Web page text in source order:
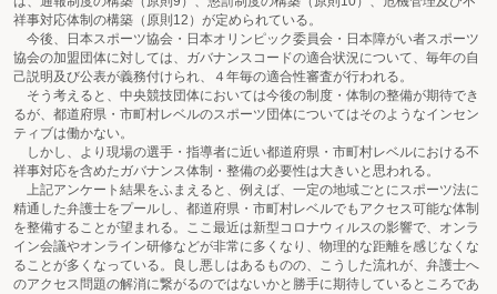
祥事対応体制の構築（原則12）が定められている。
今後、日本スポーツ協会・日本オリンピック委員会・日本障がい者スポーツ
協会の加盟団体に対しては、ガバナンスコードの適合状況について、毎年の自
己説明及び公表が義務付けられ、４年毎の適合性審査が行われる。
そう考えると、中央競技団体においては今後の制度・体制の整備が期待でき
るが、都道府県・市町村レベルのスポーツ団体についてはそのようなインセン
ティブは働かない。
しかし、より現場の選手・指導者に近い都道府県・市町村レベルにおける不
祥事対応を含めたガバナンス体制・整備の必要性は大きいと思われる。
上記アンケート結果をふまえると、例えば、一定の地域ごとにスポーツ法に
精通した弁護士をプールし、都道府県・市町村レベルでもアクセス可能な体制
を整備することが望まれる。ここ最近は新型コロナウィルスの影響で、オンラ
イン会議やオンライン研修などが非常に多くなり、物理的な距離を感じなくな
ることが多くなっている。良し悪しはあるものの、こうした流れが、弁護士へ
のアクセス問題の解消に繋がるのではないかと勝手に期待しているところであ